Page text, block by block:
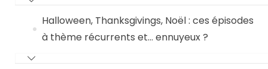
Halloween, Thanksgivings, Noël : ces épisodes
à thème récurrents et… ennuyeux ?